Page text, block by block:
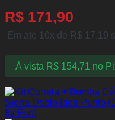
R$ 171,90
Em até 10x de R$ 17,19
À vista R$154,71 no